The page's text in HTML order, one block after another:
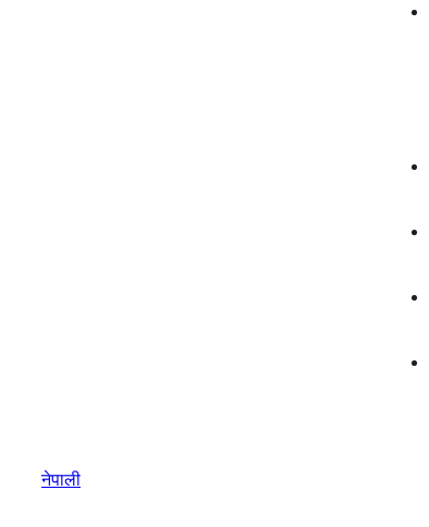
नेपाली